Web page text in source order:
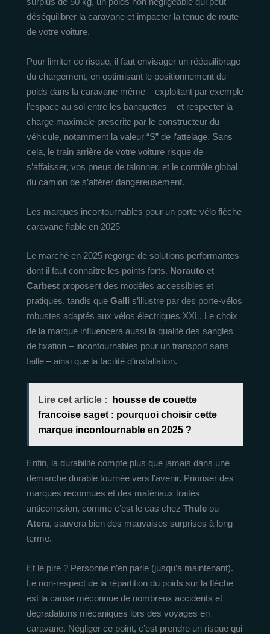
déséquilibrer la caravane et impacter la tenue de route
de votre voiture.
Pour limiter ce risque, il faut envisager un rééquilibrage
du chargement, en optimisant le positionnement du
poids dans la caravane même – exploitant par exemple
l’espace au sol entre les banquettes – et respecter la
charge maximale prescrite par le constructeur du
véhicule, notamment la valeur “S” de l’attelage. Sans
cela, le train arrière de votre voiture risque de
s’affaisser, vos pneus de talonner, et le contrôle global
du camion de s’altérer dangereusement.
Les marques incontournables pour un porte vélo flèche
caravane fiable en 2025
Le marché en 2025 regorge de solutions performantes
dont il faut connaître les points forts. Norauto et
Carbest proposent des modèles accessibles et
pratiques, tandis que Galli s’illustre par des porte-vélos
robustes adaptés aux vélos électriques XXL. Le choix
de la marque influencera aussi la qualité des sangles
de fixation – incontournables pour un transport sans
faille – ainsi que la facilité d’installation.
Lire cet article :
housse de couette
francoise saget : pourquoi choisir cette
marque incontournable en 2025 ?
Enfin, la durabilité compte plus que jamais dans une
démarche durable tournée vers l’avenir. Prioriser des
marques reconnues et des matériaux traités
anticorrosion, comme c’est le cas chez Thule ou
Atera, sauvera bien des mauvaises surprises à long
terme.
Et le pire ? Personne n’en parle (jusqu’à maintenant).
Le non-respect de la répartition du poids sur la flèche
est la cause méconnue de nombreux accidents et
dégradations mécaniques lors des voyages en
caravane. Négliger ce point, c’est prendre un risque qui